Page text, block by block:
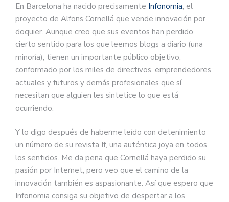
En Barcelona ha nacido precisamente Infonomia, el
proyecto de Alfons Cornellá que vende innovación por
doquier. Aunque creo que sus eventos han perdido
cierto sentido para los que leemos blogs a diario (una
minoría), tienen un importante público objetivo,
conformado por los miles de directivos, emprendedores
actuales y futuros y demás profesionales que sí
necesitan que alguien les sintetice lo que está
ocurriendo.
Y lo digo después de haberme leído con detenimiento
un número de su revista If, una auténtica joya en todos
los sentidos. Me da pena que Cornellá haya perdido su
pasión por Internet, pero veo que el camino de la
innovación también es aspasionante. Así que espero que
Infonomia consiga su objetivo de despertar a los